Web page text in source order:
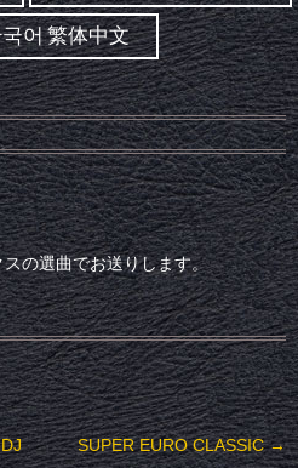
국어 繁体中文
の選曲でお送りします。
SUPER EURO CLASSIC→